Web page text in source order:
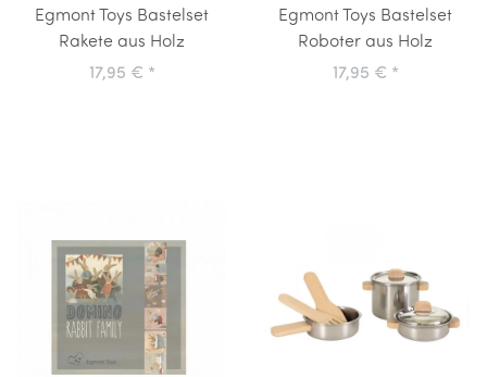
Egmont Toys Bastelset
Rakete aus Holz
17,95 € *
Egmont Toys Bastelset
Roboter aus Holz
17,95 € *